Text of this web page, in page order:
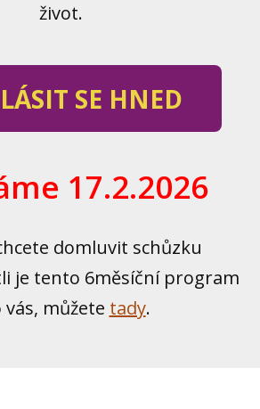
život.
SE HNED
17.2.2026
domluvit schůzku
je tento 6měsíční program
vás, můžete tady.